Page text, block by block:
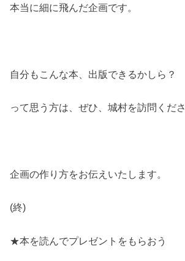
本当に細に飛んだ企画です。
自分もこんな本、出版できるかしら？
って思う方は、ぜひ、城村を訪問くださ
企画の作り方をお伝えいたします。
(終)
★本を読んでプレゼントをもらおう